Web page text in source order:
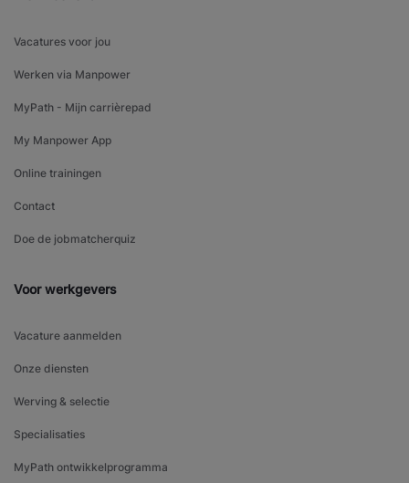
Vacatures voor jou
Werken via Manpower
MyPath - Mijn carrièrepad
My Manpower App
Online trainingen
Contact
Doe de jobmatcherquiz
Voor werkgevers
Vacature aanmelden
Onze diensten
Werving & selectie
Specialisaties
MyPath ontwikkelprogramma